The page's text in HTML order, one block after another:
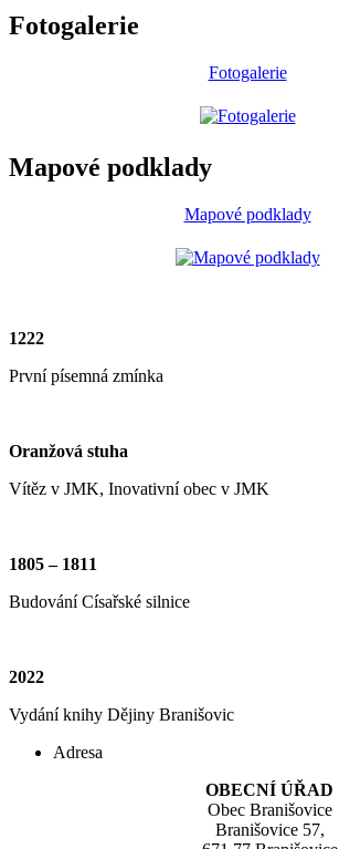
Fotogalerie
Fotogalerie
Mapové podklady
Mapové podklady
1222
První písemná zmínka
Oranžová stuha
Vítěz v JMK, Inovativní obec v JMK
1805 – 1811
Budování Císařské silnice
2022
Vydání knihy Dějiny Branišovic
Adresa
OBECNÍ ÚŘAD
Obec Branišovice
Branišovice 57,